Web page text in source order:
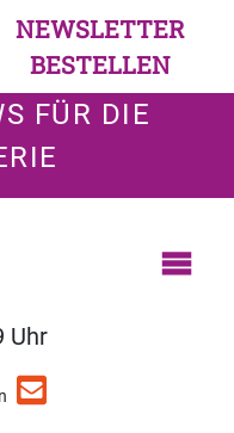
NEWSLETTER
BESTELLEN
FÜR DIE
Uhr